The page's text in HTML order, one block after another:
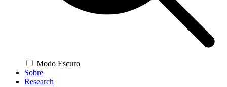
Modo Escuro
Sobre
Research